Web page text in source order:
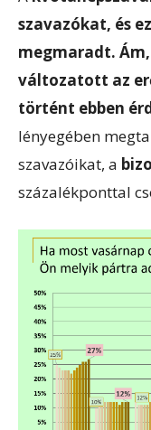
szavazókat, és
megmaradt.
változatott az
történt ebben
lényegében
szavazóikat, a
százalékponttal